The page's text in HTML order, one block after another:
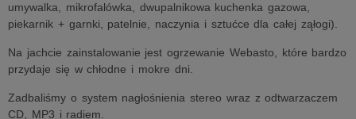
umywalka, mikrofalówka, dwupalnikowa kuchenka gazowa,
piekarnik + garnki, patelnie, naczynia i sztućce dla całej ząłogi).
Na jachcie zainstalowanie jest ogrzewanie Webasto, które bardzo
przydaje się w chłodne i mokre dni.
Zadbaliśmy o system nagłośnienia stereo wraz z odtwarzaczem
CD, MP3 i radiem.